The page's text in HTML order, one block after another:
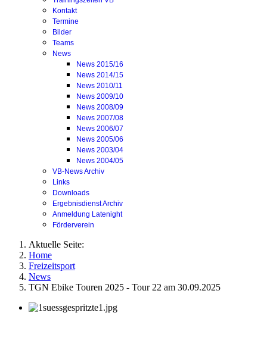
Kontakt
Termine
Bilder
Teams
News
News 2015/16
News 2014/15
News 2010/11
News 2009/10
News 2008/09
News 2007/08
News 2006/07
News 2005/06
News 2003/04
News 2004/05
VB-News Archiv
Links
Downloads
Ergebnisdienst Archiv
Anmeldung Latenight
Förderverein
Aktuelle Seite:
Home
Freizeitsport
News
TGN Ebike Touren 2025 - Tour 22 am 30.09.2025